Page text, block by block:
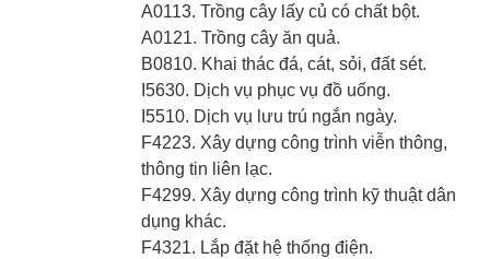
A0113. Trồng cây lấy củ có chất bột.
A0121. Trồng cây ăn quả.
B0810. Khai thác đá, cát, sỏi, đất sét.
I5630. Dịch vụ phục vụ đồ uống.
I5510. Dịch vụ lưu trú ngắn ngày.
F4223. Xây dựng công trình viễn thông,
thông tin liên lạc.
F4299. Xây dựng công trình kỹ thuật dân
dụng khác.
F4321. Lắp đặt hệ thống điện.